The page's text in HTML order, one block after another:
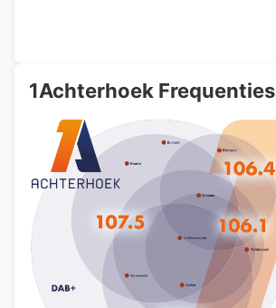
1Achterhoek Frequenties